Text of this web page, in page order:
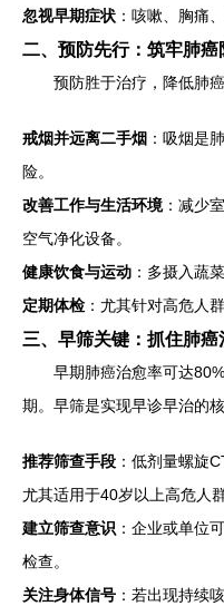
忽视早期症状 ：咳嗽、胸痛
二、预防先行：筑牢肺
预防胜于治疗，降低肺
戒烟并远离二手烟 ：吸烟是
险。
改善工作与生活环境：减少
空气净化设备。
健康饮食与运动 ：多摄入蔬
定期体检：尤其针对高危人
三、早筛关键：抓住肺癌
早期肺癌治愈率可达
期。早筛是实现早诊早治的核
推荐筛查手段 ：低剂量螺旋
尤其适用于40岁以上高危人群
建立筛查意识 ：企业或单位
检查。
关注身体信号 ：若出现持续